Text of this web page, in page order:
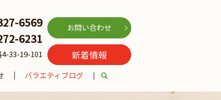
6569
6231
33-19-101
お問い合わせ
新着情報
バラエティブログ search